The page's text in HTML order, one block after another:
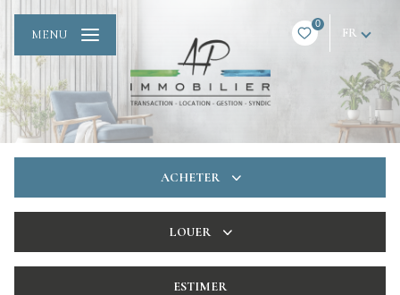
0
FR
MENU
ACHETER
LOUER
ESTIMER